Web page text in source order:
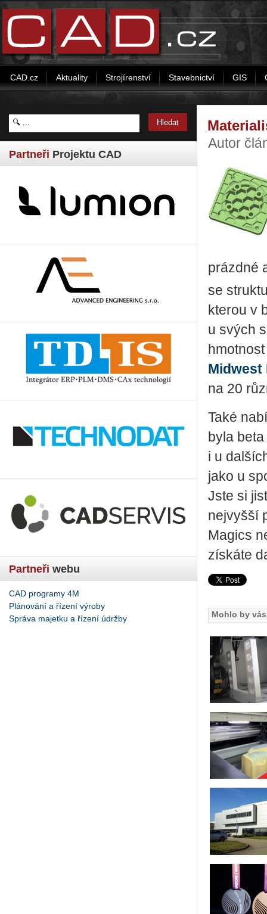
CAD.cz Aktuality Strojírenství Stavebnictví GIS
Partneři Projektu CAD
Partneři webu
CAD programy 4M
Plánování a řízení výroby
Správa majetku a řízení údržby
Autor
prázdné
se
kterou v
u svých
Midwest
na 20
Také
byla
i u
jako u
Jste si
nejvyšší
Magics
získáte
Mohlo by